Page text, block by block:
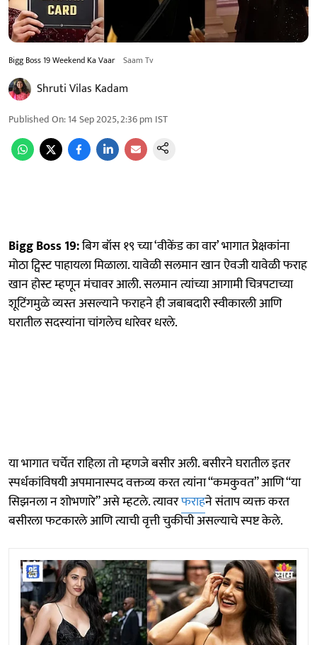
Bigg Boss 19 Weekend Ka Vaar Saam Tv
Shruti Vilas Kadam
Published On:14 Sep 2025, 2:36 pm IST
Bigg Boss 19:बिग बॉस १९ च्या ‘वीकेंड का वार’ भागात प्रेक्षकांना
मोठा ट्विस्ट पाहायला मिळाला. यावेळी सलमान खान ऐवजी यावेळी फराह
खान होस्ट म्हणून मंचावर आली. सलमान त्यांच्या आगामी चित्रपटाच्या
शूटिंगमुळे व्यस्त असल्याने फराहने ही जबाबदारी स्वीकारली आणि
घरातील सदस्यांना चांगलेच धारेवर धरले.
या भागात चर्चेत राहिला तो म्हणजे बसीर अली. बसीरने घरातील इतर
स्पर्धकांविषयी अपमानास्पद वक्तव्य करत त्यांना “कमकुवत” आणि “या
सिझनला न शोभणारे” असे म्हटले. त्यावरफराहने संताप व्यक्त करत
बसीरला फटकारले आणि त्याची वृत्ती चुकीची असल्याचे स्पष्ट केले.